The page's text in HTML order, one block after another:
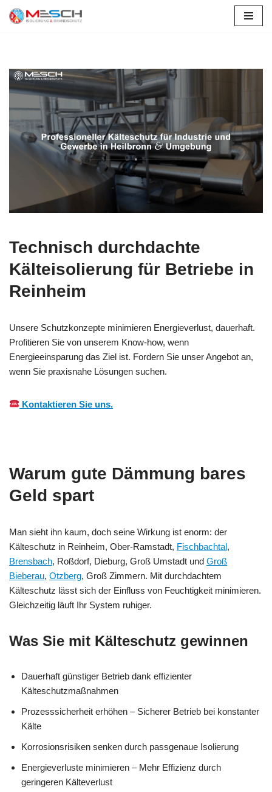
Technisch durchdachte
Kälteisolierung für Betriebe in
Reinheim
Unsere Schutzkonzepte minimieren Energieverlust, dauerhaft.
Profitieren Sie von unserem Know-how, wenn
Energieeinsparung das Ziel ist. Fordern Sie unser Angebot an,
wenn Sie praxisnahe Lösungen suchen.
Kontaktieren Sie uns.
Warum gute Dämmung bares
Geld spart
Man sieht ihn kaum, doch seine Wirkung ist enorm: der
Kälteschutz in Reinheim, Ober-Ramstadt, Fischbachtal,
Brensbach, Roßdorf, Dieburg, Groß Umstadt und Groß
Bieberau, Otzberg, Groß Zimmern. Mit durchdachtem
Kälteschutz lässt sich der Einfluss von Feuchtigkeit minimieren.
Gleichzeitig läuft Ihr System ruhiger.
Was Sie mit Kälteschutz gewinnen
Dauerhaft günstiger Betrieb dank effizienter
Kälteschutzmaßnahmen
Prozesssicherheit erhöhen – Sicherer Betrieb bei konstanter
Kälte
Korrosionsrisiken senken durch passgenaue Isolierung
Energieverluste minimieren – Mehr Effizienz durch
geringeren Kälteverlust